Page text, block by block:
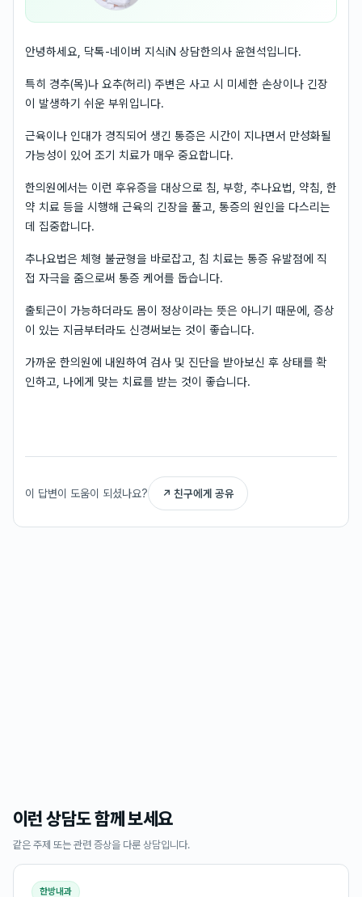
안녕하세요, 닥톡-네이버 지식iN 상담한의사 윤현석입니다.
특히 경추(목)나 요추(허리) 주변은 사고 시 미세한 손상이나 긴장
이 발생하기 쉬운 부위입니다.
근육이나 인대가 경직되어 생긴 통증은 시간이 지나면서 만성화될
가능성이 있어 조기 치료가 매우 중요합니다.
한의원에서는 이런 후유증을 대상으로 침, 부항, 추나요법, 약침, 한
약 치료 등을 시행해 근육의 긴장을 풀고, 통증의 원인을 다스리는
데 집중합니다.
추나요법은 체형 불균형을 바로잡고, 침 치료는 통증 유발점에 직
접 자극을 줌으로써 통증 케어를 돕습니다.
출퇴근이 가능하더라도 몸이 정상이라는 뜻은 아니기 때문에, 증상
이 있는 지금부터라도 신경써보는 것이 좋습니다.
가까운 한의원에 내원하여 검사 및 진단을 받아보신 후 상태를 확
인하고, 나에게 맞는 치료를 받는 것이 좋습니다.
이 답변이 도움이 되셨나요? ↗ 친구에게 공유
이런 상담도 함께 보세요
같은 주제 또는 관련 증상을 다룬 상담입니다.
한방내과